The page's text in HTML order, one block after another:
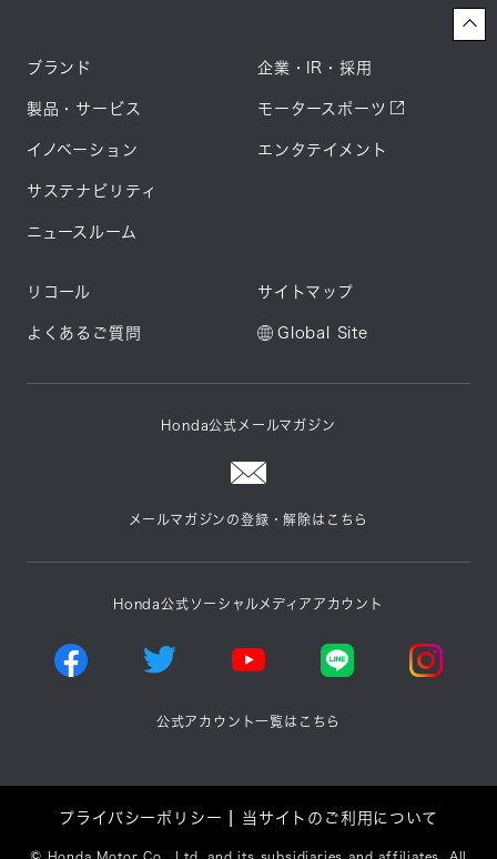
ブランド
製品・サービス
イノベーション
サステナビリティ
ニュースルーム
企業・IR・採用
モータースポーツ
エンタテイメント
リコール
よくあるご質問
サイトマップ
Global Site
Honda公式メールマガジン
メールマガジンの登録・解除はこちら
Honda公式ソーシャルメディアアカウント
公式アカウント一覧はこちら
プライバシーポリシー 当サイトのご利用について
Honda Motor Co., Ltd. and its subsidiaries and affiliates. All